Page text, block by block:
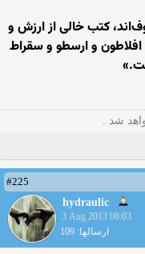
کتب خالی از ارزش و
افلاطون و ارسطو و سقراط
شد .
#225
hydraulic
3 Aug 2013 08:03
ارسالها: 109